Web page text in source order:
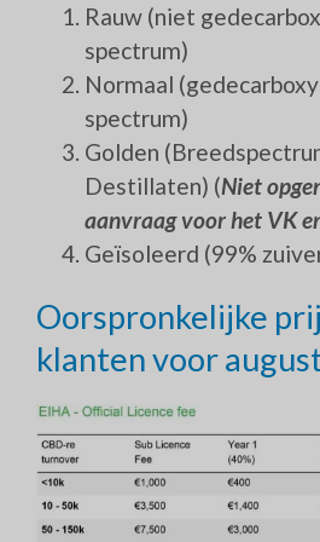
Rauw (niet
spectrum)
Normaal
spectrum)
Golden
Destillaten) (Niet
aanvraag voor het VK
Geïsoleerd (99%
Oorspronkelijke
klanten voor